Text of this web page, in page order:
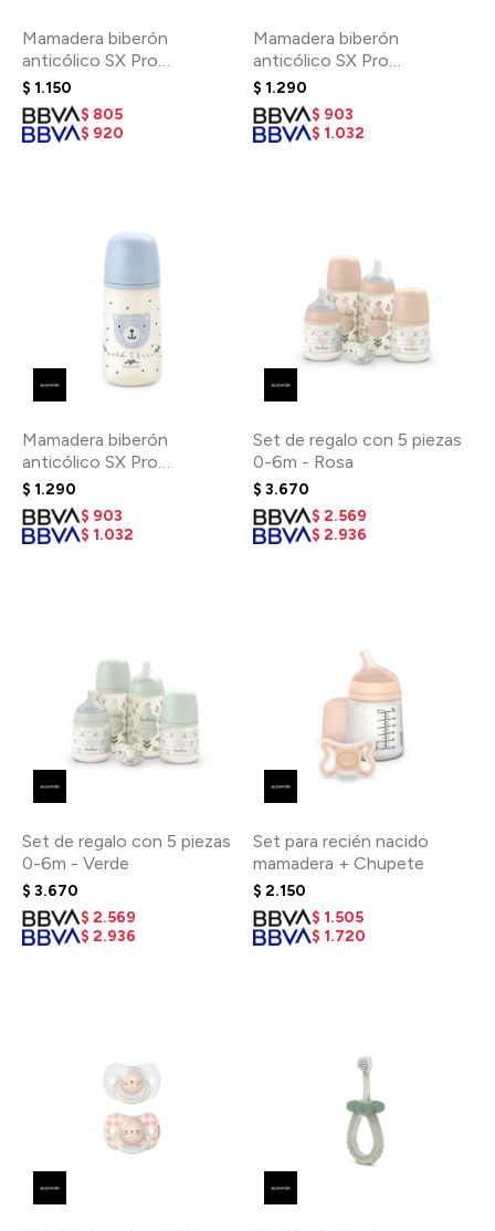
Mamadera biberón
anticólico SX Pro
fisiológico 150 ml 0-3m -
Birdies Verde
$ 1.150
$ 805
$ 920
Mamadera biberón
anticólico SX Pro
fisiológico 270 ml 3-6m -
Oso Rosa
$ 1.290
$ 903
$ 1.032
Mamadera biberón
anticólico SX Pro
fisiológico 270 ml 3-6m -
Oso Azul
$ 1.290
$ 903
$ 1.032
Set de regalo con 5 piezas
0-6m - Rosa
$ 3.670
$ 2.569
$ 2.936
Set de regalo con 5 piezas
0-6m - Verde
$ 3.670
$ 2.569
$ 2.936
Set para recién nacido
mamadera + Chupete
$ 2.150
$ 1.505
$ 1.720